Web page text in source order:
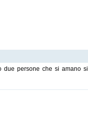
due persone che si amano si